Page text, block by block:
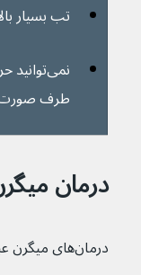
تب بسیار
طرف صورت
درمان
درمان‌های میگرن عبارتند از: